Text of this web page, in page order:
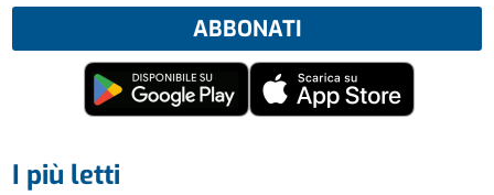
ABBONATI
I più letti